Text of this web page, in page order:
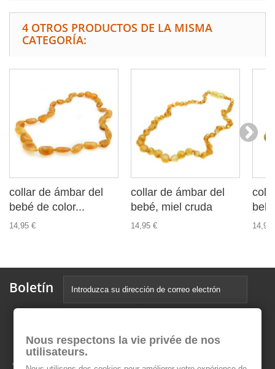
4 OTROS PRODUCTOS DE LA MISMA
CATEGORÍA:
collar de ámbar del
bebé de color...
14,95 €
collar de ámbar del
bebé, miel cruda
14,95 € 14,95
Boletín
Nous respectons la vie privée de nos
utilisateurs.